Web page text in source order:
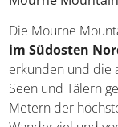
Mourne